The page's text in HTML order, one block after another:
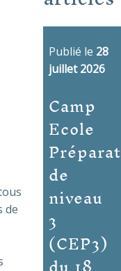
de
Publié le 28
juillet 2026
Camp
Ecole
de
niveau
3
(CEP3)